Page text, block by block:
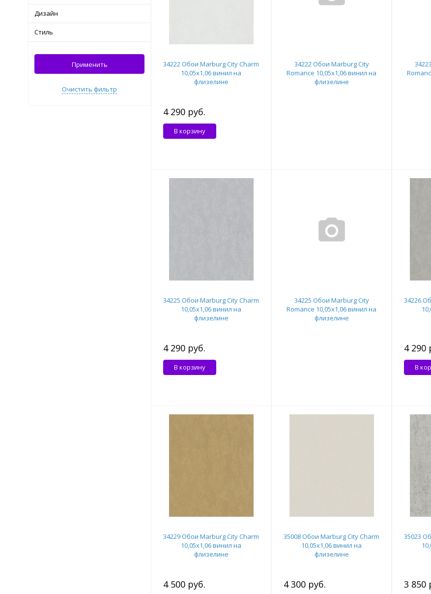
Дизайн
Стиль
Применить
Очистить фильтр
34222 Обои Marburg City Charm
10,05x1,06 винил на
флизелине
4 290 руб.
В корзину
34222 Обои Marburg City
Romance 10,05x1,06 винил на
флизелине
34225 Обои Marburg City Charm
10,05x1,06 винил на
флизелине
4 290 руб.
В корзину
34225 Обои Marburg City
Romance 10,05x1,06 винил на
флизелине
34226
4 290
В
34229 Обои Marburg City Charm
10,05x1,06 винил на
флизелине
4 500 руб.
35008 Обои Marburg City Charm
10,05x1,06 винил на
флизелине
4 300 руб.
35023
3 850